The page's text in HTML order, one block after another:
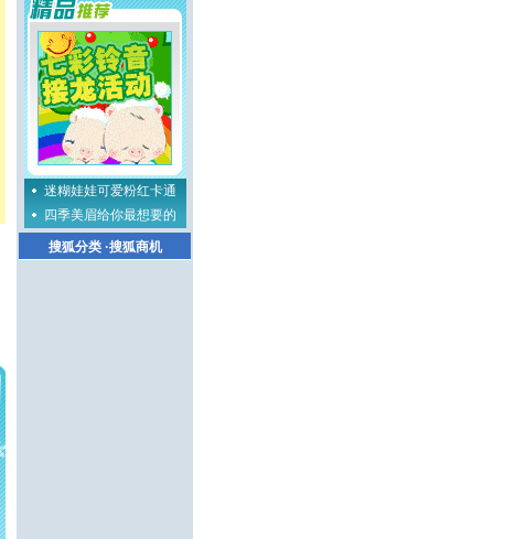
迷糊娃娃可爱粉红卡通
四季美眉给你最想要的
搜狐分类·搜狐商机